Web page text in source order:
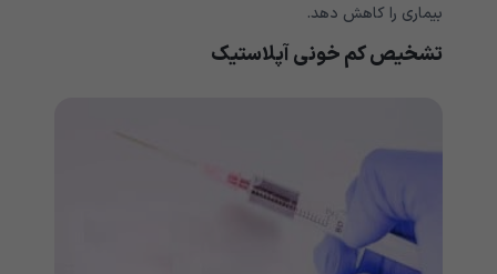
بیماری را کاهش دهد.
تشخیص کم خونی آپلاستیک